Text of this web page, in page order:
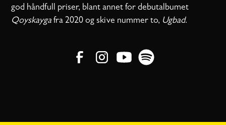
god håndfull priser, blant annet for debutalbumet
Qoyskaygafra 2020 og skive nummer to, Ugbad.